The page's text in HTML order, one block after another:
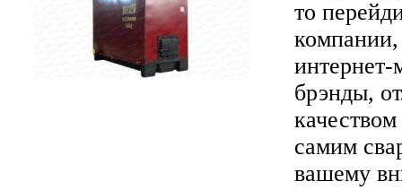
то
компании,
брэнды,
самим
вашему